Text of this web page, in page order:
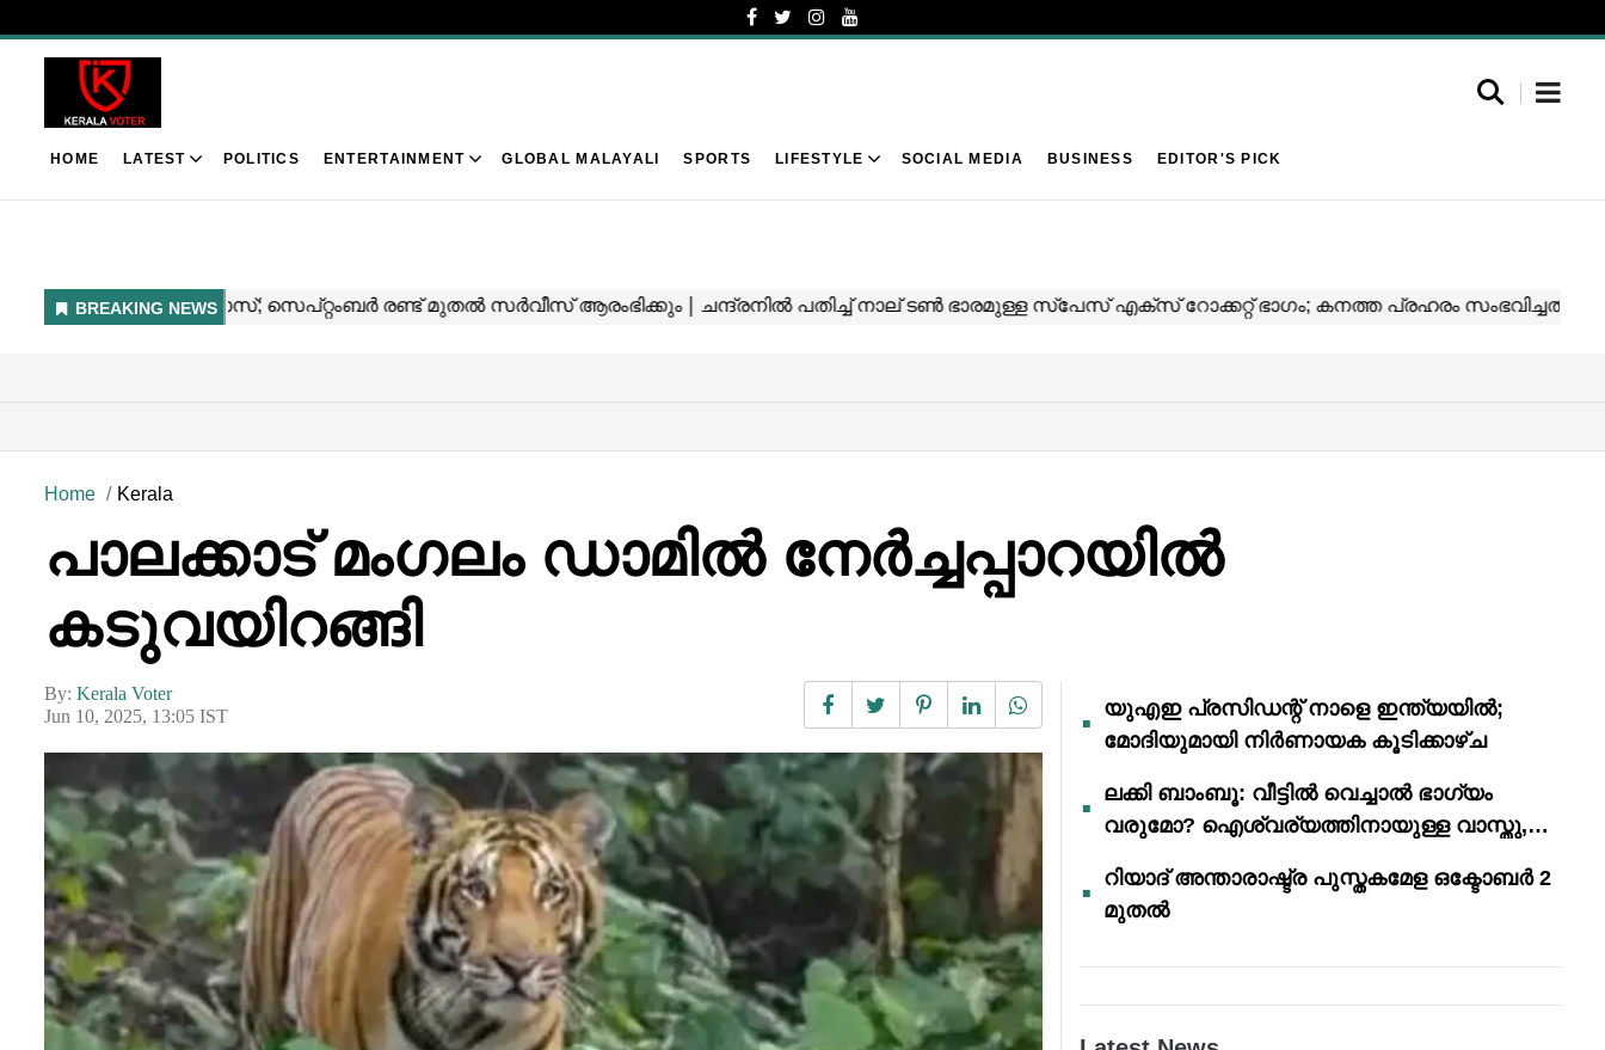
HOME LATEST POLITICS ENTERTAINMENT GLOBAL MALAYALI SPORTS LIFESTYLE SOCIAL MEDIA BUSINESS EDITOR'S PICK
Home Kerala
പാലക്കാട് മംഗലം ഡാമിൽ നേർച്ചപ്പാറയിൽ
കടുവയിറങ്ങി
By: Kerala Voter
Jun 10, 2025, 13:05 IST
യുഎഇ പ്രസിഡന്റ് നാളെ ഇന്ത്യയിൽ;
മോദിയുമായി നിർണായക കൂടിക്കാഴ്ച
ലക്കി ബാംബൂ: വീട്ടിൽ വെച്ചാൽ ഭാഗ്യം
വരുമോ? ഐശ്വര്യത്തിനായുള്ള വാസ്തു,
റിയാദ് അന്താരാഷ്ട്ര പുസ്തകമേള ഒക്ടോബർ 2
മുതൽ